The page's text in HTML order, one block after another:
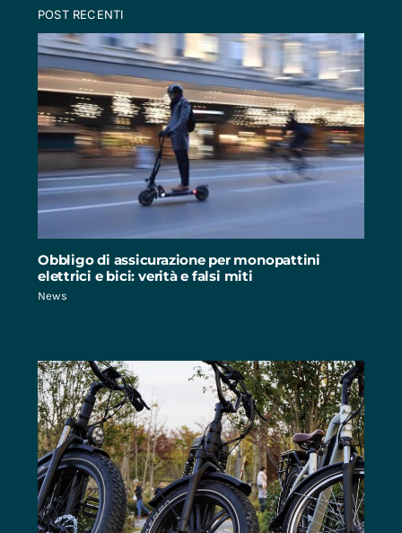
POST RECENTI
Obbligo di assicurazione per monopattini
elettrici e bici: verità e falsi miti
News